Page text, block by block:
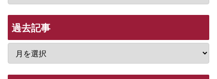
過去記事